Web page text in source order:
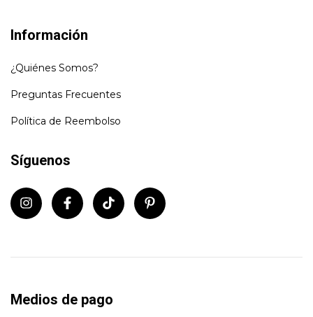
Información
¿Quiénes Somos?
Preguntas Frecuentes
Política de Reembolso
Síguenos
Medios de pago